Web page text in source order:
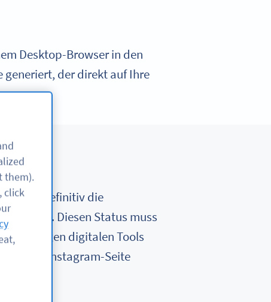
Desktop-Browser in den
generiert, der direkt auf Ihre
Media definitiv die
gefallen. Diesen Status muss
nötigen digitalen Tools
Ihre Instagram-Seite
them).
click